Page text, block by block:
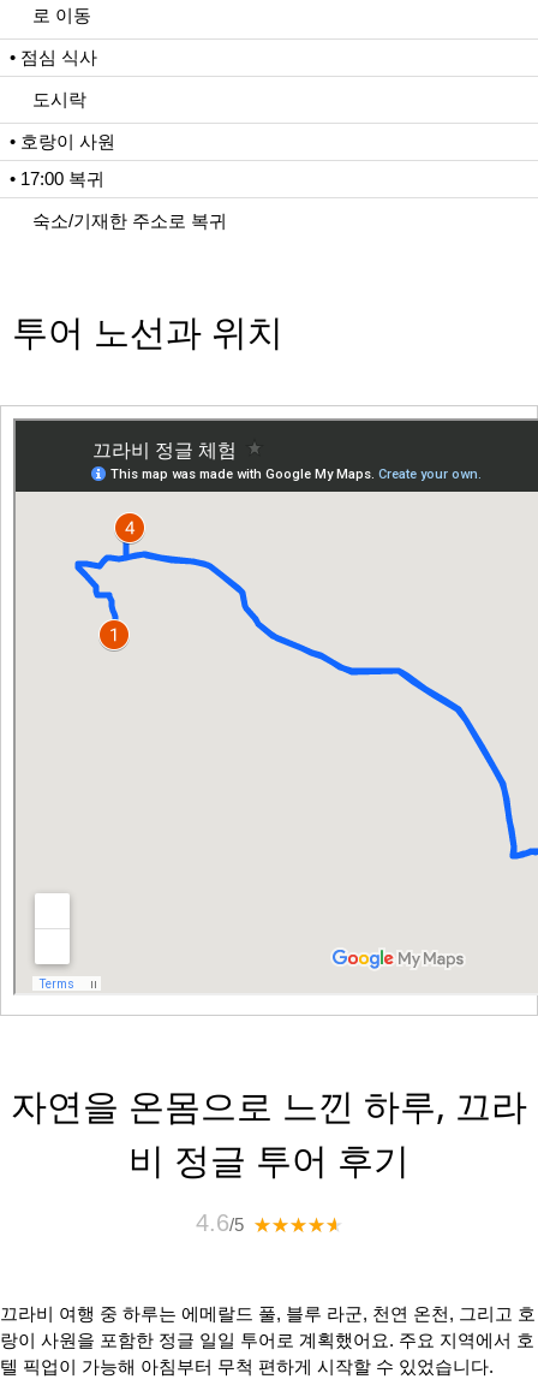
로 이동
• 점심 식사
도시락
• 호랑이 사원
• 17:00 복귀
숙소/기재한 주소로 복귀
투어 노선과 위치
자연을 온몸으로 느낀 하루, 끄라
비 정글 투어 후기
4.6/5
끄라비 여행 중 하루는 에메랄드 풀, 블루 라군, 천연 온천, 그리고 호
랑이 사원을 포함한 정글 일일 투어로 계획했어요. 주요 지역에서 호
텔 픽업이 가능해 아침부터 무척 편하게 시작할 수 있었습니다.